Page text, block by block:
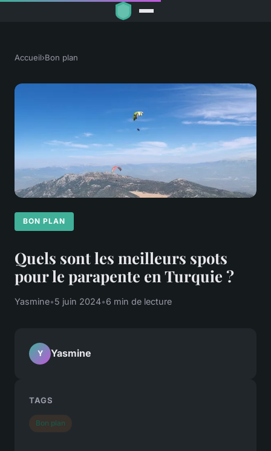
Accueil›Bon plan
BON PLAN
Quels sont les meilleurs spots
pour le parapente en Turquie ?
Yasmine•5 juin 2024•6 min de lecture
Y Yasmine
TAGS
Bon plan